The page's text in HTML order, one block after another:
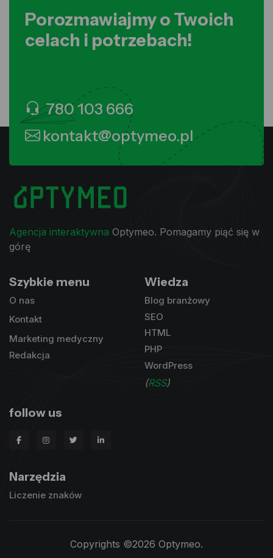
Porozmawiajmy o Twoich
celach i potrzebach!
780 103 666
kontakt@optymeo.pl
Agencja interaktywna Optymeo. Pomagamy piąć się w
górę
Szybkie menu
O nas
Kontakt
Marketing medyczny
Redakcja
Wiedza
Blog branżowy
SEO
HTML
PHP
WordPress
(RSS)
follow us
Narzędzia
Liczenie znaków
Copyrights ©2026 Optymeo.